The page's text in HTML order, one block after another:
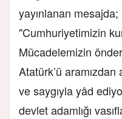
yayınlanan mesajda;
"Cumhuriyetimizin
Mücadelemizin
Atatürk’ü aramızdan
ve saygıyla yâd
devlet adamlığı